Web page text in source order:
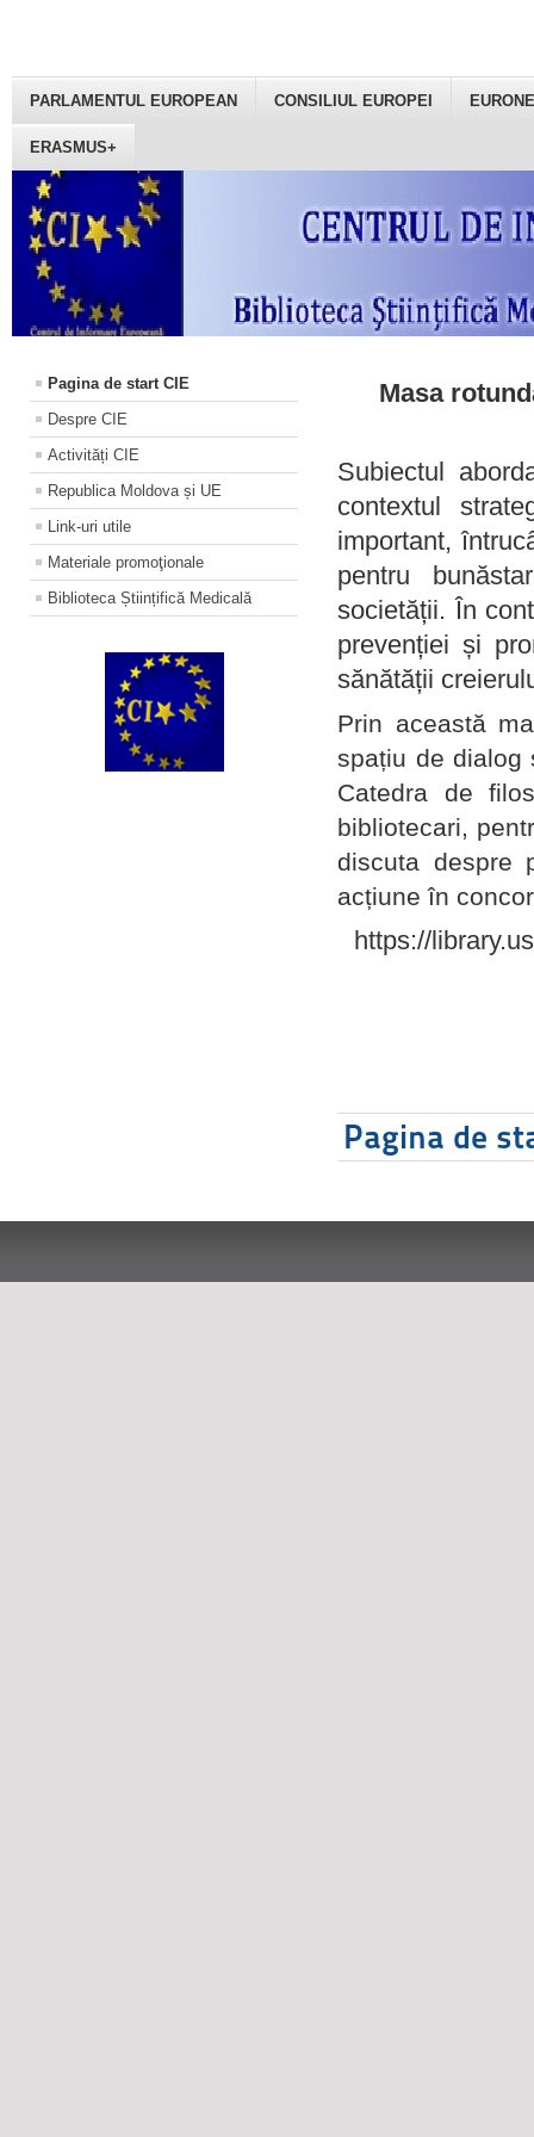
PARLAMENTUL EUROPEAN CONSILIUL EUROPEI
ERASMUS+
Pagina de start CIE
Despre CIE
Activități CIE
Republica Moldova și UE
Link-uri utile
Materiale promoţionale
Biblioteca Științifică Medicală
Masa
Subiectul
contextul
important,
pentru
societății. În
prevenției și
sănătății
Prin această
spațiu de dialog
Catedra de
bibliotecari,
discuta despre
acțiune în
https://
Pagina de